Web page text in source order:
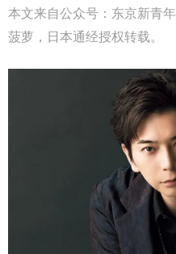
本文来自公众号：东京新青
菠萝，日本通经授权转载。